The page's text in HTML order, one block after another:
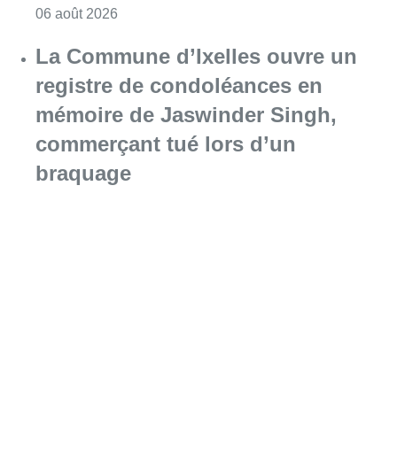
06 août 2026
La Commune d’Ixelles ouvre un
registre de condoléances en
mémoire de Jaswinder Singh,
commerçant tué lors d’un
braquage